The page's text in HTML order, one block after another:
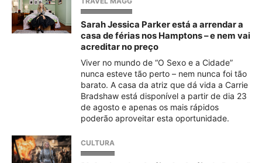
Sarah Jessica Parker está a arrendar a
casa de férias nos Hamptons – e nem vai
acreditar no preço
Viver no mundo de “O Sexo e a Cidade”
nunca esteve tão perto – nem nunca foi tão
barato. A casa da atriz que dá vida a Carrie
Bradshaw está disponível a partir de dia 23
de agosto e apenas os mais rápidos
poderão aproveitar esta oportunidade.
CULTURA